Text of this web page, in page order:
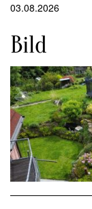
03.08.2026
Bild